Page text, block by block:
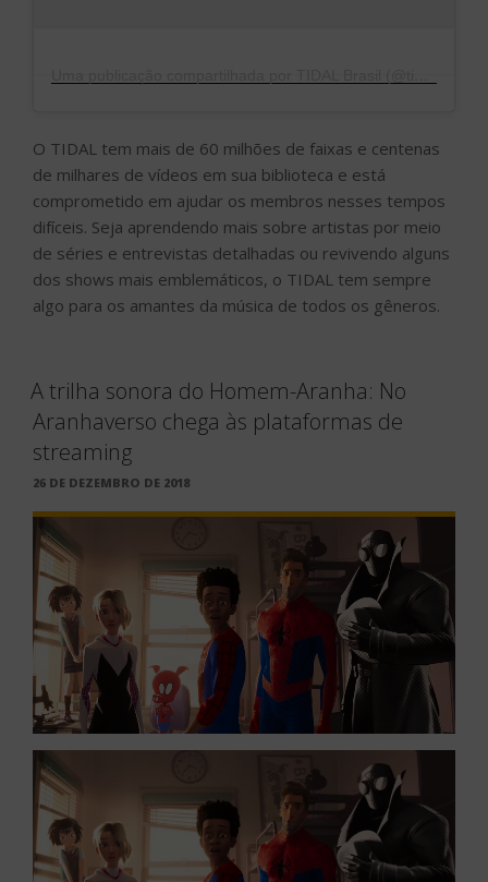
O TIDAL tem mais de 60 milhões de faixas e centenas
de milhares de vídeos em sua biblioteca e está
comprometido em ajudar os membros nesses tempos
difíceis. Seja aprendendo mais sobre artistas por meio
de séries e entrevistas detalhadas ou revivendo alguns
dos shows mais emblemáticos, o TIDAL tem sempre
algo para os amantes da música de todos os gêneros.
A trilha sonora do Homem-Aranha: No
Aranhaverso chega às plataformas de
streaming
PUBLICADO
26 DE DEZEMBRO DE 2018